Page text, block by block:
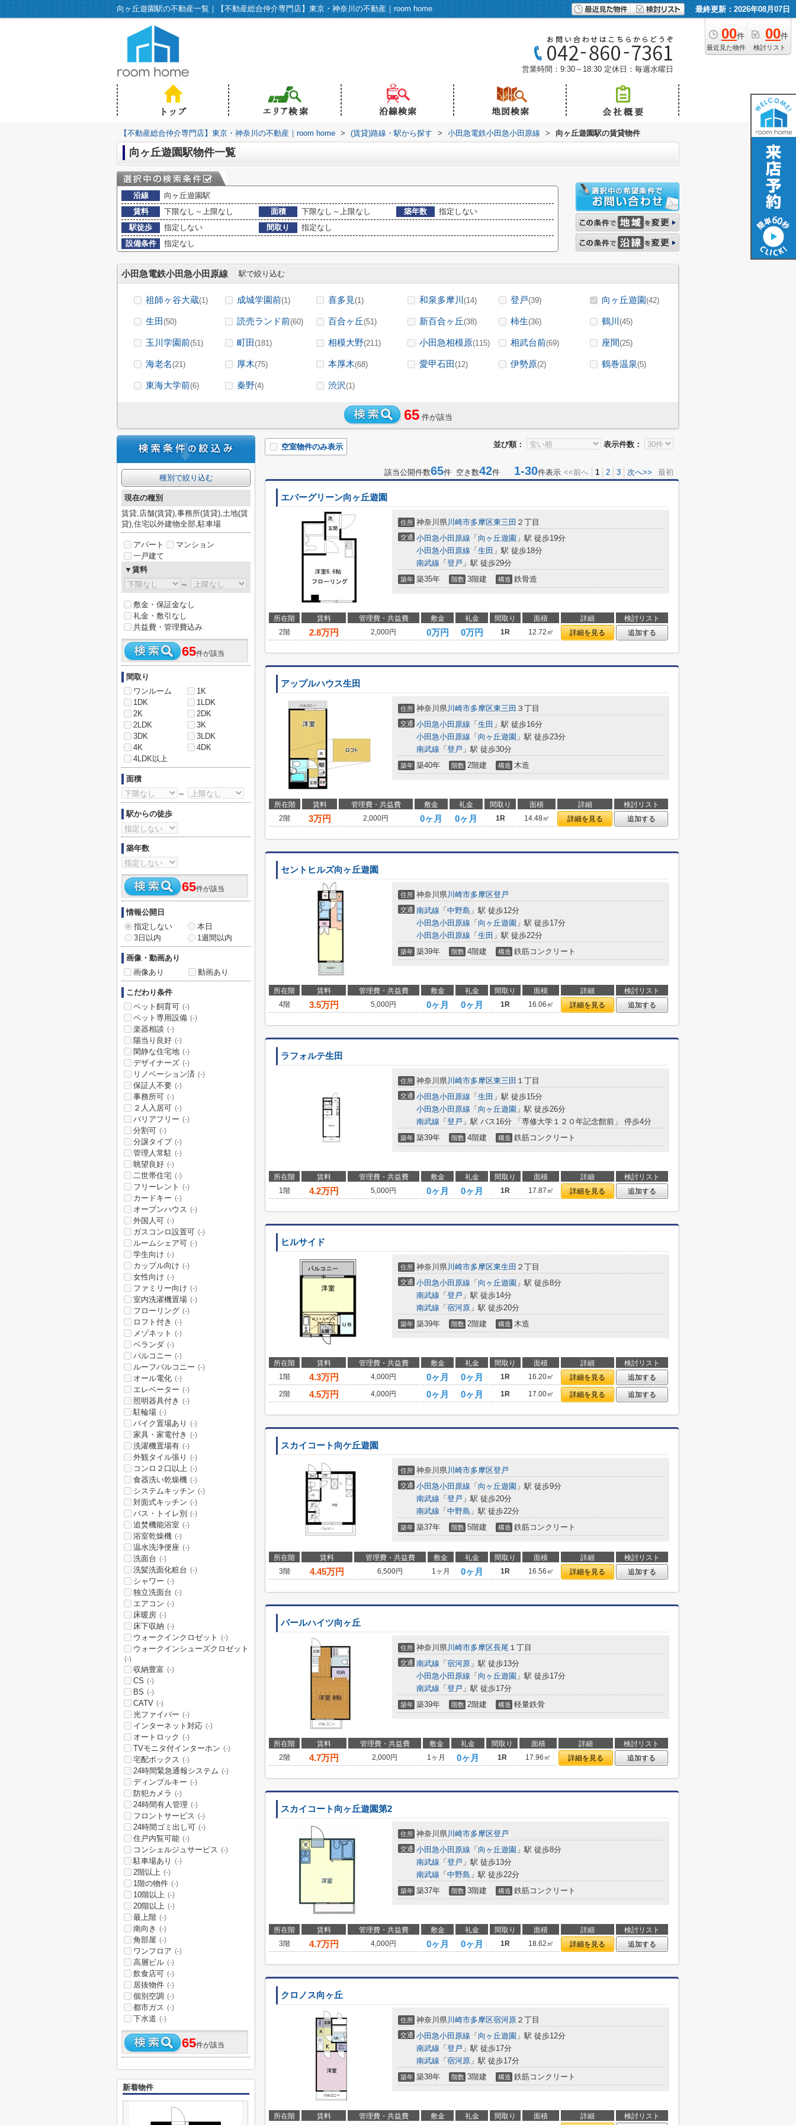
向ヶ丘遊園駅の不動産一覧｜【不動産総合仲介専門店】東京・神奈川の不動産｜room home 最終更新：2026年08月07日
00件
最近見た物件
00件
検討リスト
営業時間：9:30～18:30 定休日：毎週水曜日
【不動産総合仲介専門店】東京・神奈川の不動産｜room home > (賃貸)路線・駅から探す > 小田急電鉄小田急小田原線 > 向ヶ丘遊園駅の賃貸物件
向ヶ丘遊園駅物件一覧
沿線
向ヶ丘遊園駅
賃料
下限なし～上限なし 面積 下限なし～上限なし 築年数
指定しない
駅徒歩
指定しない 間取り
指定なし
設備条件
指定なし
小田急電鉄小田急小田原線 駅で絞り込む
祖師ヶ谷大蔵(1) 成城学園前(1) 喜多見(1) 和泉多摩川 (14) 登戸(39) 向ヶ丘遊園(42)
生田(50) 読売ランド前(60) 百合ヶ丘(51) 新百合ヶ丘(38) 柿生(36) 鶴川 (45)
玉川学園前(51) 町田(181) 相模大野(211) 小田急相模原(115) 相武台前(69) 座間(25)
海老名(21) 厚木(75) 本厚木(68) 愛甲石田(12) 伊勢原(2) 鶴巻温泉(5)
東海大学前(6) 秦野(4) 渋沢(1)
65 件が該当
並び順： 表示件数：
空室物件のみ表示
該当公開件数65件 空き数42件 1-30件表示 <<前へ 1 2 3 次へ>> 最初
エバーグリーン向ヶ丘遊園
住所 神奈川県川崎市多摩区東三田 ２丁目
交通 小田急小田原線 「 向ヶ丘遊園 」駅 徒歩19分
小田急小田原線 「 生田 」駅 徒歩18分
南武線 「 登戸 」駅 徒歩29分
築年 築35年 階数 3階建 構造 鉄骨造
所在階 賃料 管理費・共益費 敷金 礼金 間取り 面積 詳細
検討リスト
2階
2.8万円 2,000円 0万円 0万円 1R 12.72㎡ 詳細を見る 追加する
アップルハウス生田
住所 神奈川県川崎市多摩区東三田 ３丁目
交通 小田急小田原線 「 生田 」駅 徒歩16分
小田急小田原線 「 向ヶ丘遊園 」駅 徒歩23分
南武線 「 登戸 」駅 徒歩30分
築年 築40年 階数 2階建 構造 木造
所在階 賃料 管理費・共益費 敷金 礼金 間取り 面積 詳細
検討リスト
2階
3万円 2,000円 0ヶ月 0ヶ月 1R 14.48㎡ 詳細を見る 追加する
セントヒルズ向ヶ丘遊園
住所 神奈川県川崎市多摩区登戸
交通 南武線 「 中野島 」駅 徒歩12分
小田急小田原線 「 向ヶ丘遊園 」駅 徒歩17分
小田急小田原線 「 生田 」駅 徒歩22分
築年 築39年 階数 4階建 構造 鉄筋コンクリート
所在階 賃料 管理費・共益費 敷金 礼金 間取り 面積 詳細
検討リスト
4階
3.5万円 5,000円 0ヶ月 0ヶ月 1R 16.06㎡ 詳細を見る 追加する
ラフォルテ生田
住所 神奈川県川崎市多摩区東三田 １丁目
交通 小田急小田原線 「 生田 」駅 徒歩15分
小田急小田原線 「 向ヶ丘遊園 」駅 徒歩26分
南武線 「 登戸 」駅 バス16分 「専修大学１２０年記念館前」 停歩4分
築年 築39年 階数 4階建 構造 鉄筋コンクリート
所在階 賃料 管理費・共益費 敷金 礼金 間取り 面積 詳細
検討リスト
1階
4.2万円 5,000円 0ヶ月 0ヶ月 1R 17.87㎡ 詳細を見る 追加する
ヒルサイド
住所 神奈川県川崎市多摩区東生田 ２丁目
交通 小田急小田原線 「 向ヶ丘遊園 」駅 徒歩8分
南武線 「 登戸 」駅 徒歩14分
南武線 「 宿河原 」駅 徒歩20分
築年 築39年 階数 2階建 構造 木造
所在階 賃料 管理費・共益費 敷金 礼金 間取り 面積 詳細
検討リスト
1階
4.3万円 4,000円 0ヶ月 0ヶ月 1R 16.20㎡ 詳細を見る
追加する
2階
4.5万円 4,000円 0ヶ月 0ヶ月 1R 17.00㎡ 詳細を見る 追加する
スカイコート向ケ丘遊園
住所 神奈川県川崎市多摩区登戸
交通 小田急小田原線 「 向ヶ丘遊園 」駅 徒歩9分
南武線 「 登戸 」駅 徒歩20分
南武線 「 中野島 」駅 徒歩22分
築年 築37年 階数 5階建 構造 鉄筋コンクリート
所在階 賃料 管理費・共益費 敷金 礼金 間取り 面積 詳細
検討リスト
3階
4.45万円 6,500円 1ヶ月 0ヶ月 1R 16.56㎡ 詳細を見る 追加する
パールハイツ向ヶ丘
住所 神奈川県川崎市多摩区長尾 １丁目
交通 南武線 「 宿河原 」駅 徒歩13分
小田急小田原線 「 向ヶ丘遊園 」駅 徒歩17分
南武線 「 登戸 」駅 徒歩17分
築年 築39年 階数 2階建 構造 軽量鉄骨
所在階 賃料 管理費・共益費 敷金 礼金 間取り 面積 詳細
検討リスト
2階
4.7万円 2,000円 1ヶ月 0ヶ月 1R 17.96㎡ 詳細を見る 追加する
スカイコート向ヶ丘遊園第2
住所 神奈川県川崎市多摩区登戸
交通 小田急小田原線 「 向ヶ丘遊園 」駅 徒歩8分
南武線 「 登戸 」駅 徒歩13分
南武線 「 中野島 」駅 徒歩22分
築年 築37年 階数 3階建 構造 鉄筋コンクリート
所在階 賃料 管理費・共益費 敷金 礼金 間取り 面積 詳細
検討リスト
3階
4.7万円 4,000円 0ヶ月 0ヶ月 1R 18.62㎡ 詳細を見る 追加する
クロノス向ヶ丘
住所 神奈川県川崎市多摩区宿河原 ２丁目
交通 小田急小田原線 「 向ヶ丘遊園 」駅 徒歩12分
南武線 「 登戸 」駅 徒歩17分
南武線 「 宿河原 」駅 徒歩17分
築年 築38年 階数 3階建 構造 鉄筋コンクリート
所在階 賃料 管理費・共益費 敷金 礼金 間取り 面積 詳細 検討リスト
種別で絞り込む
現在の種別
賃貸,店舗(賃貸),事務所(賃貸),土地(賃
貸),住宅以外建物全部,駐車場
アパート
マンション
一戸建て
▼賃料
～
敷金・保証金なし
礼金・敷引なし
共益費・管理費込み
65件が該当
間取り
ワンルーム
1K
1DK
1LDK
2K
2DK
2LDK
3K
3DK
3LDK
4K
4DK
4LDK以上
面積
～
駅からの徒歩
築年数
65件が該当
情報公開日
指定しない
本日
3日以内
1週間以内
画像・動画あり
画像あり
動画あり
こだわり条件
ペット飼育可 (-)
ペット専用設備 (-)
楽器相談 (-)
陽当り良好 (-)
閑静な住宅地 (-)
デザイナーズ (-)
リノベーション済 (-)
保証人不要 (-)
事務所可 (-)
２人入居可 (-)
バリアフリー (-)
分割可 (-)
分譲タイプ (-)
管理人常駐 (-)
眺望良好 (-)
二世帯住宅 (-)
フリーレント (-)
カードキー (-)
オープンハウス (-)
外国人可 (-)
ガスコンロ設置可 (-)
ルームシェア可 (-)
学生向け (-)
カップル向け (-)
女性向け (-)
ファミリー向け (-)
室内洗濯機置場 (-)
フローリング (-)
ロフト付き (-)
メゾネット (-)
ベランダ (-)
バルコニー (-)
ルーフバルコニー (-)
オール電化 (-)
エレベーター (-)
照明器具付き (-)
駐輪場 (-)
バイク置場あり (-)
家具・家電付き (-)
洗濯機置場有 (-)
外観タイル張り (-)
コンロ２口以上 (-)
食器洗い乾燥機 (-)
システムキッチン (-)
対面式キッチン (-)
バス・トイレ別 (-)
追焚機能浴室 (-)
浴室乾燥機 (-)
温水洗浄便座 (-)
洗面台 (-)
洗髪洗面化粧台 (-)
シャワー (-)
独立洗面台 (-)
エアコン (-)
床暖房 (-)
床下収納 (-)
ウォークインクロゼット (-)
ウォークインシューズクロゼット
(-)
収納豊富 (-)
CS (-)
BS (-)
CATV (-)
光ファイバー (-)
インターネット対応 (-)
オートロック (-)
TVモニタ付インターホン (-)
宅配ボックス (-)
24時間緊急通報システム (-)
ディンプルキー (-)
防犯カメラ (-)
24時間有人管理 (-)
フロントサービス (-)
24時間ゴミ出し可 (-)
住戸内覧可能 (-)
コンシェルジュサービス (-)
駐車場あり (-)
2階以上 (-)
1階の物件 (-)
10階以上 (-)
20階以上 (-)
最上階 (-)
南向き (-)
角部屋 (-)
ワンフロア (-)
高層ビル (-)
飲食店可 (-)
居抜物件 (-)
個別空調 (-)
都市ガス (-)
下水道 (-)
65件が該当
新着物件